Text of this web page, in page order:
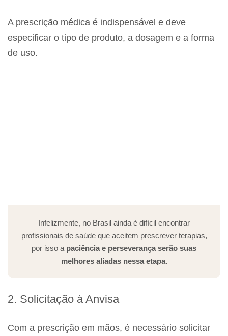
A prescrição médica é indispensável e deve
especificar o tipo de produto, a dosagem e a forma
de uso.
Infelizmente, no Brasil ainda é difícil encontrar
profissionais de saúde que aceitem prescrever terapias,
por isso a paciência e perseverança serão suas
melhores aliadas nessa etapa.
2. Solicitação à Anvisa
Com a prescrição em mãos, é necessário solicitar